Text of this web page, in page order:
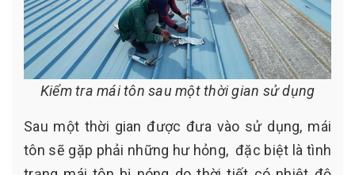
Kiểm tra mái tôn sau một thời gian sử dụng
Sau một thời gian được đưa vào sử dụng, mái
tôn sẽ gặp phải những hư hỏng, đặc biệt là tình